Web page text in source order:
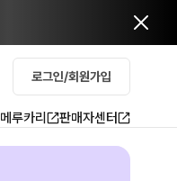
로그인/회원가입
메루카리 판매자센터